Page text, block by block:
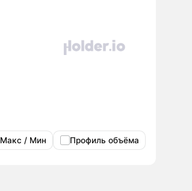
Макс / Мин Профиль объёма